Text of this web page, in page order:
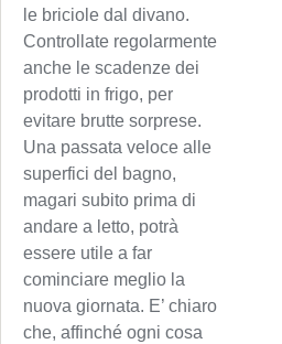
le briciole dal divano.
Controllate regolarmente
anche le scadenze dei
prodotti in frigo, per
evitare brutte sorprese.
Una passata veloce alle
superfici del bagno,
magari subito prima di
andare a letto, potrà
essere utile a far
cominciare meglio la
nuova giornata. E’ chiaro
che, affinché ogni cosa